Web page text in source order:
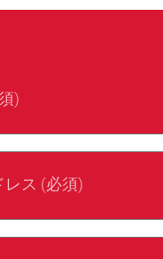
)
レス (必須)